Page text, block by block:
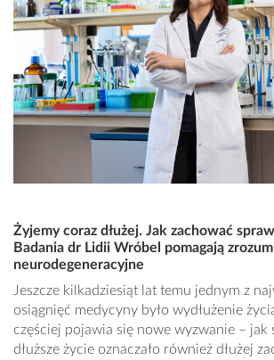
Żyjemy coraz dłużej. Jak zachować
Badania dr Lidii Wróbel pomagają
neurodegeneracyjne
Jeszcze kilkadziesiąt lat temu jednym z
osiągnięć medycyny było wydłużenie
częściej pojawia się nowe wyzwanie – jak
dłuższe życie oznaczało również dłużej